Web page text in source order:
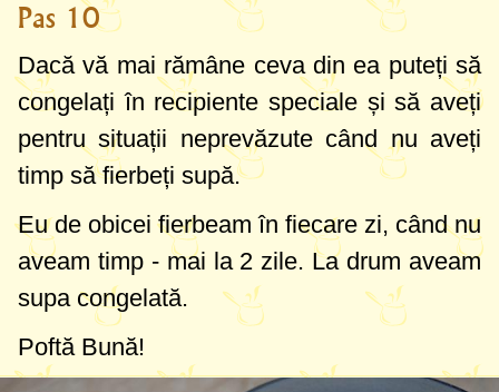
Pas 10
Dacă vă mai rămâne ceva din ea puteți să
congelați în recipiente speciale și să aveți
pentru situații neprevăzute când nu aveți
timp să fierbeți supă.
Eu de obicei fierbeam în fiecare zi, când nu
aveam timp - mai la 2 zile. La drum aveam
supa congelată.
Poftă Bună!